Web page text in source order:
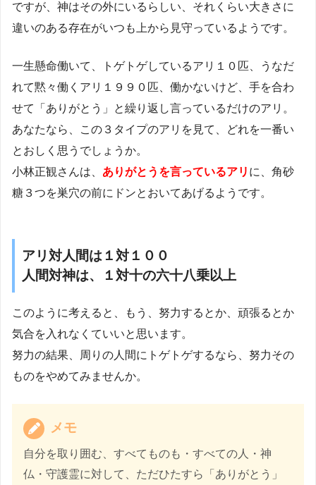
ですが、神はその外にいるらしい、それくらい大きさに
違いのある存在がいつも上から見守っているようです。
一生懸命働いて、トゲトゲしているアリ１０匹、うなだ
れて黙々働くアリ１９９０匹、働かないけど、手を合わ
せて「ありがとう」と繰り返し言っているだけのアリ。
あなたなら、この３タイプのアリを見て、どれを一番い
とおしく思うでしょうか。
小林正観さんは、 ありがとうを言っているアリ に、角砂
糖３つを巣穴の前にドンとおいてあげるようです。
アリ対人間は１対１００
人間対神は、１対十の六十八乗以上
このように考えると、もう、努力するとか、頑張るとか
気合を入れなくていいと思います。
努力の結果、周りの人間にトゲトゲするなら、努力その
ものをやめてみませんか。
メモ
自分を取り囲む、すべてものも・すべての人・神
仏・守護霊に対して、ただひたすら「ありがとう」